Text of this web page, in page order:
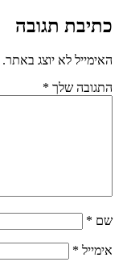
כתיבת תגובה
האימייל לא יוצג באתר.
התגובה שלך *
שם *
אימייל *